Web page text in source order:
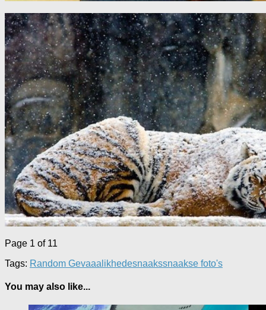
Page 1 of 11
Tags: Random Gevaaalikhedesnaakssnaakse foto's
You may also like...